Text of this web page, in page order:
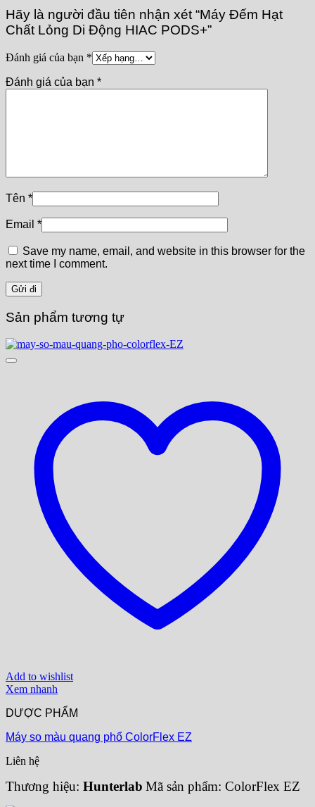
Hãy là người đầu tiên nhận xét “Máy Đếm Hạt
Chất Lỏng Di Động HIAC PODS+”
Đánh giá của bạn *
Đánh giá của bạn *
Tên *
Email *
Save my name, email, and website in this browser for the
next time I comment.
Sản phẩm tương tự
Add to wishlist
Xem nhanh
DƯỢC PHẨM
Máy so màu quang phổ ColorFlex EZ
Liên hệ
Thương hiệu: Hunterlab Mã sản phẩm: ColorFlex EZ